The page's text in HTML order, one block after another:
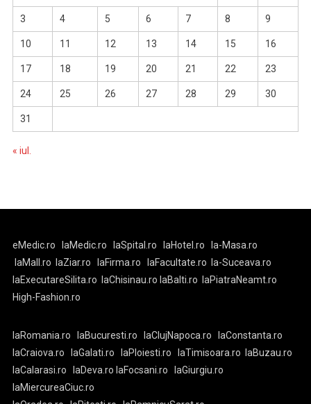
3 4 5 6 7 8 9
10 11 12 13 14 15 16
17 18 19 20 21 22 23
24 25 26 27 28 29 30
31
« iul.
eMedic.ro laMedic.ro laSpital.ro laHotel.ro
la-Masa.ro
laMall.ro
laZiar.ro laFirma.ro laFacultate.ro
la-Suceava.ro
laExecutareSilita.ro
laChisinau.ro laBalti.ro
laPiatraNeamt.ro
High-Fashion.ro
laRomania.ro laBucuresti.ro laClujNapoca.ro
laConstanta.ro
laCraiova.ro
laGalati.ro laPloiesti.ro laTimisoara.ro
laBuzau.ro
laCalarasi.ro
laDeva.ro laFocsani.ro
laGiurgiu.ro
laMiercureaCiuc.ro